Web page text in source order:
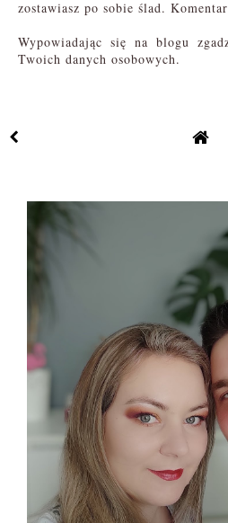
zostawiasz po sobie ślad.
Wypowiadając się na blogu
Twoich danych osobowych.